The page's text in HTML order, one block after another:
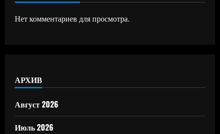
Нет комментариев для просмотра.
АРХИВ
Август 2026
Июль 2026